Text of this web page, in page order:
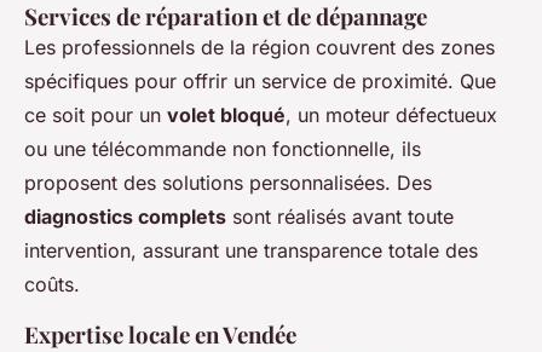
Services de réparation et de dépannage
Les professionnels de la région couvrent des zones
spécifiques pour offrir un service de proximité. Que
ce soit pour un volet bloqué, un moteur défectueux
ou une télécommande non fonctionnelle, ils
proposent des solutions personnalisées. Des
diagnostics complets sont réalisés avant toute
intervention, assurant une transparence totale des
coûts.
Expertise locale en Vendée